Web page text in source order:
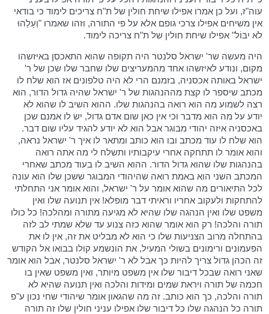
עוה"ז, ועל כן אמרו אפילו שיחת חולין של ת"ח צריכים לימוד כי בודאי
אין משיחים אפילו צרכי גופם אלא על פי התורה, וזהו שאמרו "וְעָלֵהוּ
לֹא יִבּוֹל" אפילו שיחת חולין של ת"ח צריכה לימוד.
היה מעשה שר' ישראל סלנטר היה תקופה שהוא התאכסן באיזשהו
מקום, ונודע לאיזשהו אחד מהמעריצים שלו שחבר שלו שכן של ר'
ישראל באותה אכסניה, בזמנם הרי לא היה טלפונים אז הוא שלח לו
מכתב שיספר לו קצת מההנהגות של ר' ישראל שהיה גדול הדור, הוא
רצה לשמוע מה הוא רואה בהנהגות שלו. ההוא השיב לו שהוא לא
יודע על מה הוא מדבר וכי אין כאן שום אדם גדול, יש לו אמנם שכן
באכסניה איזה יהודי מבוגר אבל הוא לא יודע להגיד עליו שום דבר.
הוא שלח לו עוד מכתב ובו הוא כותב ומתאר לו איך ר' ישראל נראה,
והוא אומר לו תתחקה אחרי עיקבותיו ותשלח לי מה אתה רואה
בהנהגות שלו שהוא גדול הדור. ההוא השיב לו בעוד מכתב שאחרי
המכתב השני הוא באמת רואה שהיהודי המבוגר ששכן שלו הוא עונה
לכל התיאורים מה שהוא אומר על ר' ישראל, והוא אומר אני התחלתי
להתחקות ולעקוב אחריו וראיתי דבר מופלא! אין תנועה שלו ואין
משפט שלו ואין הנהגה שלו שהיא לא מגיעה מתורה ומהלכה! כל כולו
תורה והלכה! רק הוא אומר שהוא כזה צנוע עד שלא שמתי לב לזה
בהתחלה מרוב הצניעות שלו כי הוא לא מבליט את זה, אין לו את
הפעמונים ורימונים בשולי המעיל, את הונשמע קולו בבואו אל הקודש
זה הכהן גדול צריך להיות כך אבל לא ר' ישראל סלנטר, אבל הוא אומר
שאני רואה שבכל דיבור שלו אין משפט מיותר, ואין משפט שאין בו
חכמה של תורה ויראת שמים ומידות והלכה ואין תנועה שהיא לא
תורה והלכה, כך הוא כותב. זה מה שהגאון אומר שיהודי שחי נכון ע"פ
תורה כל הנהגה שלו כל דיבור שלו אפילו עניני חולין שלו זה תורה